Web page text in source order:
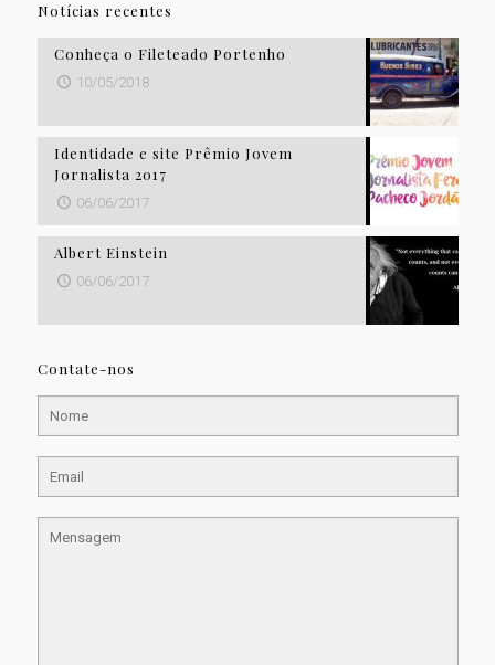
Notícias recentes
Conheça o Fileteado Portenho
10/05/2018
Identidade e site Prêmio Jovem
Jornalista 2017
06/06/2017
Albert Einstein
06/06/2017
Contate-nos